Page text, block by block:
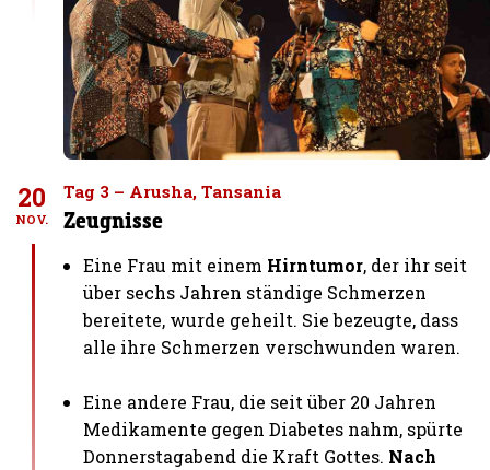
20
NOV.
Tag 3 – Arusha, Tansania
Zeugnisse
Eine Frau mit einem Hirntumor, der ihr seit
über sechs Jahren ständige Schmerzen
bereitete, wurde geheilt. Sie bezeugte, dass
alle ihre Schmerzen verschwunden waren.
Eine andere Frau, die seit über 20 Jahren
Medikamente gegen Diabetes nahm, spürte
Donnerstagabend die Kraft Gottes. Nach